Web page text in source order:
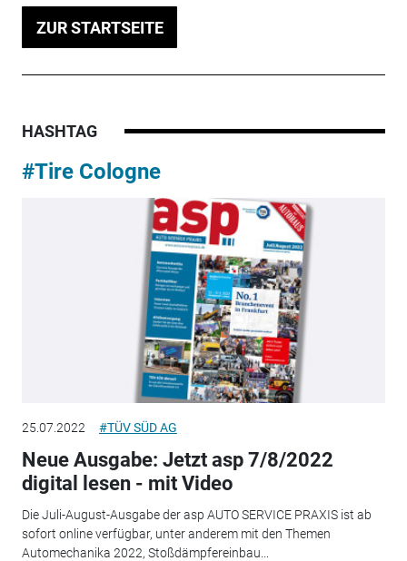
ZUR STARTSEITE
HASHTAG
#Tire Cologne
25.07.2022 #TÜV SÜD AG
Neue Ausgabe: Jetzt asp 7/8/2022
digital lesen - mit Video
Die Juli-August-Ausgabe der asp AUTO SERVICE PRAXIS ist ab
sofort online verfügbar, unter anderem mit den Themen
Automechanika 2022, Stoßdämpfereinbau...